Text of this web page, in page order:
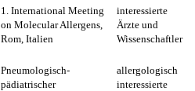
1. International Meeting
on Molecular Allergens,
Rom, Italien
interessierte
Ärzte und
Wissenschaftler
Pneumologisch-
pädiatrischer
allergologisch
interessierte